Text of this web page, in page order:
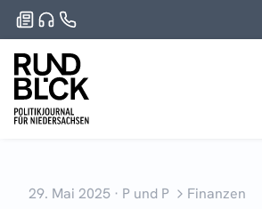
29. Mai 2025 · P und P Finanzen